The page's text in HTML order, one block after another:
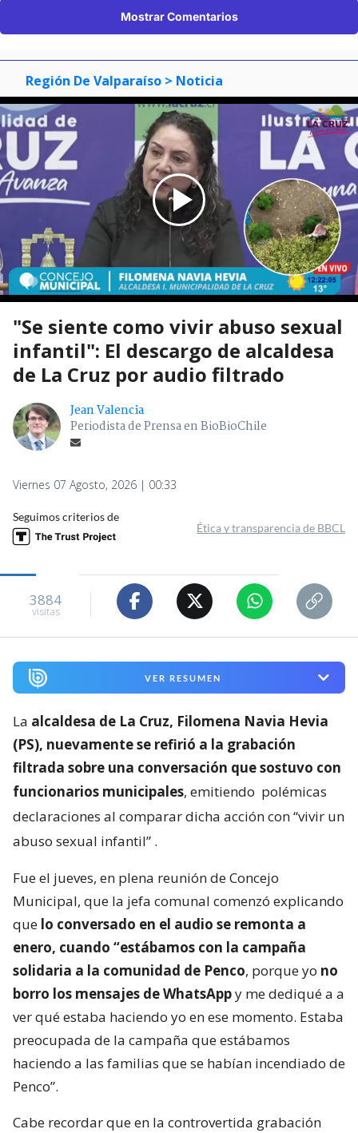
Mostrar Comentarios
Región De Valparaíso > Noticia
"Se siente como vivir abuso sexual
infantil": El descargo de alcaldesa
de La Cruz por audio filtrado
Jean Valencia
Periodista de Prensa en BioBioChile
Viernes 07 Agosto, 2026 | 00:33
Seguimos criterios de
Ética y transparencia de BBCL
3884
visitas
VER RESUMEN
La alcaldesa de La Cruz, Filomena Navia Hevia
(PS), nuevamente se refirió a la grabación
filtrada sobre una conversación que sostuvo con
funcionarios municipales, emitiendo polémicas
declaraciones al comparar dicha acción con “vivir un
abuso sexual infantil” .
Fue el jueves, en plena reunión de Concejo
Municipal, que la jefa comunal comenzó explicando
que lo conversado en el audio se remonta a
enero, cuando “estábamos con la campaña
solidaria a la comunidad de Penco, porque yo no
borro los mensajes de WhatsAppy me dediqué a a
ver qué estaba haciendo yo en ese momento. Estaba
preocupada de la campaña que estábamos
haciendo a las familias que se habían incendiado de
Penco”.
Cabe recordar que en la controvertida grabación